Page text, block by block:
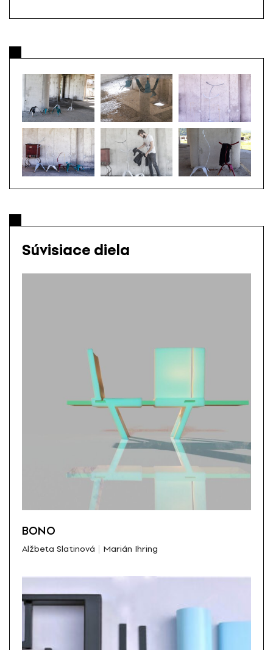
Súvisiace diela
BONO
Alžbeta Slatinová Marián Ihring